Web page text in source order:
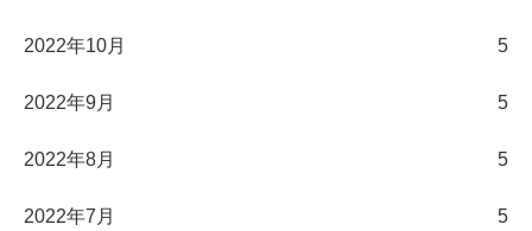
2022年10月 5
2022年9月 5
2022年8月 5
2022年7月 5